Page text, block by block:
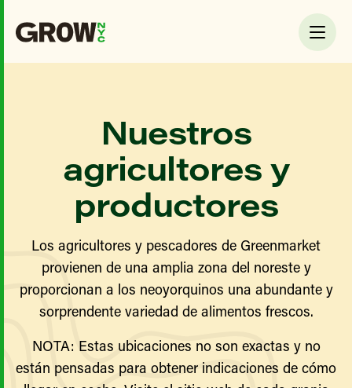
Nuestros
agricultores y
productores
Los agricultores y pescadores de Greenmarket
provienen de una amplia zona del noreste y
proporcionan a los neoyorquinos una abundante y
sorprendente variedad de alimentos frescos.
NOTA: Estas ubicaciones no son exactas y no
están pensadas para obtener indicaciones de cómo